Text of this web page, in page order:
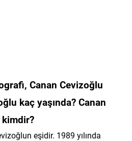
Canan Cevizoğlu
kaç yaşında? Canan
eşidir. 1989 yılında